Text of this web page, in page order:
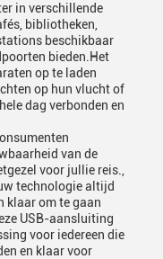
in verschillende
bibliotheken,
beschikbaar
bieden.Het
op te laden
op hun vlucht of
dag verbonden en
van de
voor jullie reis.,
technologie altijd
klaar om te gaan
USB-aansluiting
voor iedereen die
en klaar voor